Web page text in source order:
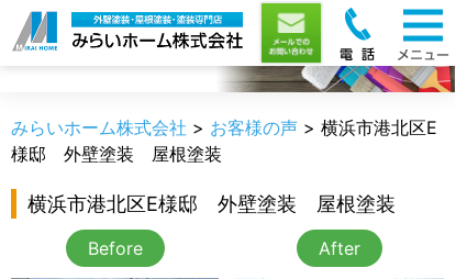
お客様の声
みらいホーム株式会社 > お客様の声 > 横浜市港北区E
様邸 外壁塗装 屋根塗装
横浜市港北区E様邸 外壁塗装 屋根塗装
Before After